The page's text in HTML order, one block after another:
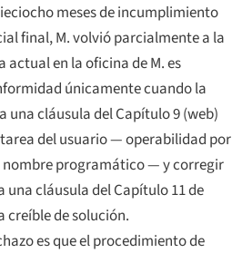
meses de incumplimiento
final, M. volvió parcialmente a la
en la oficina de M. es
únicamente cuando la
una cláusula del Capítulo 9 (web)
del usuario — operabilidad por
programático — y corregir
una cláusula del Capítulo 11 de
creíble de solución.
es que el procedimiento de